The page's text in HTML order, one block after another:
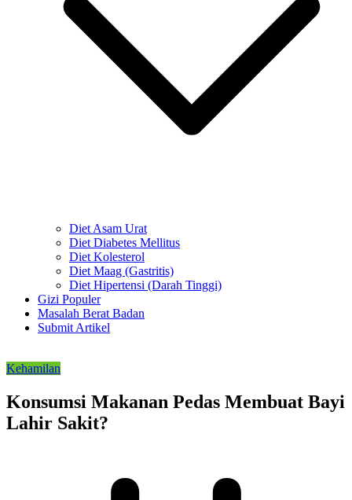
Diet Asam Urat
Diet Diabetes Mellitus
Diet Kolesterol
Diet Maag (Gastritis)
Diet Hipertensi (Darah Tinggi)
Gizi Populer
Masalah Berat Badan
Submit Artikel
Kehamilan
Konsumsi Makanan Pedas Membuat Bayi
Lahir Sakit?